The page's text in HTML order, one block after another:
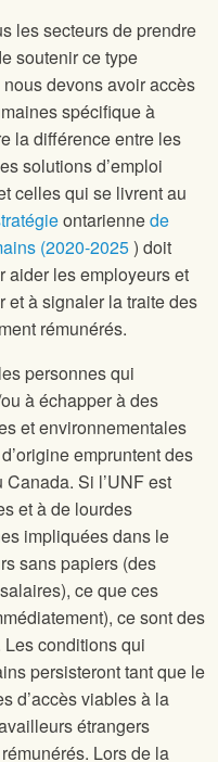
les secteurs de prendre
soutenir ce type
devons avoir accès
spécifique à
la différence entre les
solutions d’emploi
celles qui se livrent au
ontariennede
(2020-2025) doit
aider les employeurs et
et à signaler la traite des
rémunérés.
personnes qui
à échapper à des
et environnementales
empruntent des
Si l’UNF est
et à de lourdes
impliquées dans le
sans papiers (des
ce que ces
ce sont des
conditions qui
persisteront tant que le
d’accès viables à la
étrangers
Lors de la